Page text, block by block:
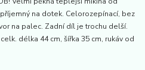
na dotek. Celorozepínací, bez
na palec. Zadní díl je trochu delší.
délka 44 cm, šířka 35 cm, rukáv od